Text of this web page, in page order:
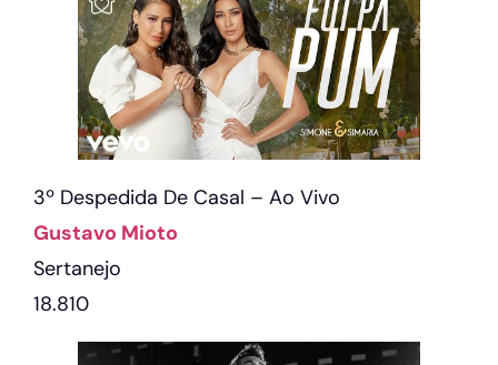
3º Despedida De Casal – Ao Vivo
Gustavo Mioto
Sertanejo
18.810